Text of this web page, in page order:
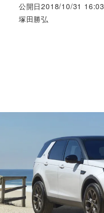
公開日2018/10/31 16:03
著
塚田勝弘